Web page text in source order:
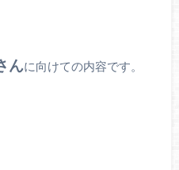
んに向けての内容です。